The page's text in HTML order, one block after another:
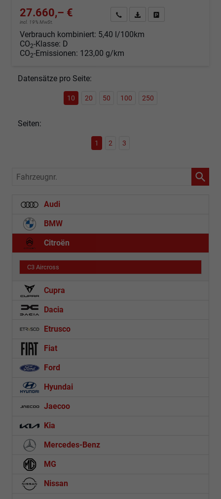
27.660,– €
incl. 19% MwSt.
Angebot anfordern
Fahrzeugexpose (PDF)
Verbrauch kombiniert: 5,40 l/100km
CO2-Klasse: D
CO2-Emissionen: 123,00 g/km
Datensätze pro Seite:
10 20 50 100 250
Seiten:
1 2 3
Fahrzeugnr.
Audi
BMW
Citroën
C3 Aircross
Cupra
Dacia
Etrusco
Fiat
Ford
Hyundai
Jaecoo
Kia
Mercedes-Benz
MG
Nissan